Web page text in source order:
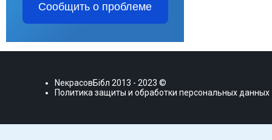
Сообщить о проблеме
NекрасовБiбл 2013 - 2023 ©
Политика защиты и обработки персональных данных